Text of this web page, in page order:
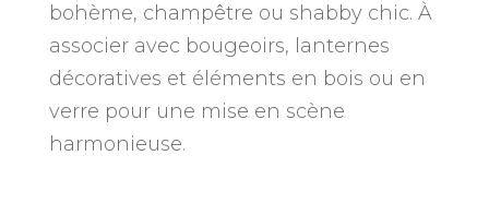
bohème, champêtre ou shabby chic. À
associer avec bougeoirs, lanternes
décoratives et éléments en bois ou en
verre pour une mise en scène
harmonieuse.